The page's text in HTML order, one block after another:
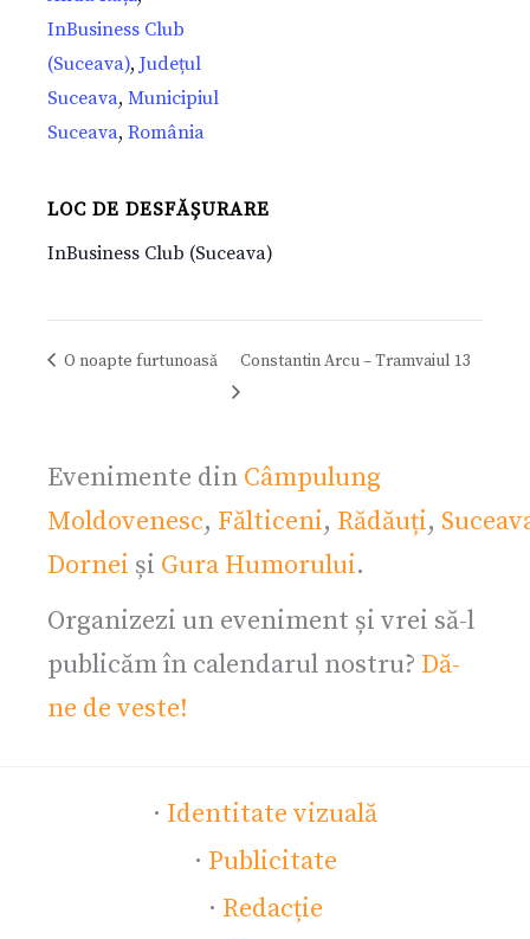
InBusiness Club
(Suceava), Județul
Suceava, Municipiul
Suceava, România
LOC DE DESFĂȘURARE
InBusiness Club (Suceava)
O noapte furtunoasă Constantin Arcu – Tramvaiul 13
Evenimente din Câmpulung
Moldovenesc, Fălticeni, Rădăuți,
Dornei și Gura Humorului.
Organizezi un eveniment și vrei să-l
publicăm în calendarul nostru? Dă-
ne de veste!
· Identitate vizuală
· Publicitate
· Redacție